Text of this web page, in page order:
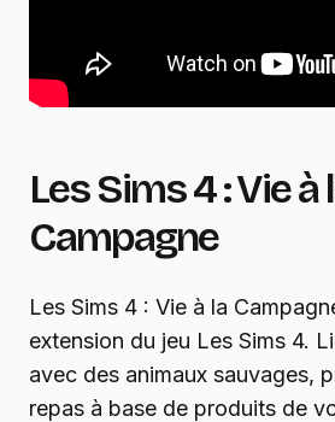
Les Sims 4 : Vie à
Campagne
Les Sims 4 : Vie à la
extension du jeu Les Sims 4.
avec des animaux sauvages,
repas à base de produits de